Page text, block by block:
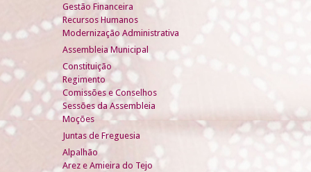
Gestão Financeira
Recursos Humanos
Modernização Administrativa
Assembleia Municipal
Constituição
Regimento
Comissões e Conselhos
Sessões da Assembleia
Moções
Juntas de Freguesia
Alpalhão
Arez e Amieira do Tejo